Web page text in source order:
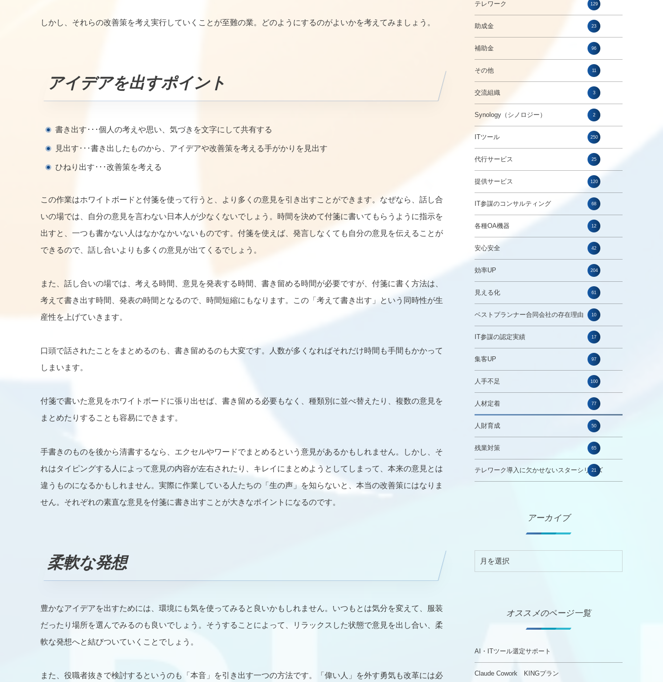
しかし、それらの改善策を考え実行していくことが至難の業。どのようにするのがよいかを考えてみましょう。
アイデアを出すポイント
書き出す･･･個人の考えや思い、気づきを文字にして共有する
見出す･･･書き出したものから、アイデアや改善策を考える手がかりを見出す
ひねり出す･･･改善策を考える
この作業はホワイトボードと付箋を使って行うと、より多くの意見を引き出すことができます。なぜなら、話し合
いの場では、自分の意見を言わない日本人が少なくないでしょう。時間を決めて付箋に書いてもらうように指示を
出すと、一つも書かない人はなかなかいないものです。付箋を使えば、発言しなくても自分の意見を伝えることが
できるので、話し合いよりも多くの意見が出てくるでしょう。
また、話し合いの場では、考える時間、意見を発表する時間、書き留める時間が必要ですが、付箋に書く方法は、
考えて書き出す時間、発表の時間となるので、時間短縮にもなります。この「考えて書き出す」という同時性が生
産性を上げていきます。
口頭で話されたことをまとめるのも、書き留めるのも大変です。人数が多くなればそれだけ時間も手間もかかって
しまいます。
付箋で書いた意見をホワイトボードに張り出せば、書き留める必要もなく、種類別に並べ替えたり、複数の意見を
まとめたりすることも容易にできます。
手書きのものを後から清書するなら、エクセルやワードでまとめるという意見があるかもしれません。しかし、そ
れはタイピングする人によって意見の内容が左右されたり、キレイにまとめようとしてしまって、本来の意見とは
違うものになるかもしれません。実際に作業している人たちの「生の声」を知らないと、本当の改善策にはなりま
せん。それぞれの素直な意見を付箋に書き出すことが大きなポイントになるのです。
柔軟な発想
豊かなアイデアを出すためには、環境にも気を使ってみると良いかもしれません。いつもとは気分を変えて、服装
だったり場所を選んでみるのも良いでしょう。そうすることによって、リラックスした状態で意見を出し合い、柔
軟な発想へと結びついていくことでしょう。
また、役職者抜きで検討するというのも「本音」を引き出す一つの方法です。「偉い人」を外す勇気も改革には必
テレワーク 129
助成金 23
補助金 96
その他 11
交流組織 3
Synology（シノロジー） 2
ITツール 250
代行サービス 25
提供サービス 120
IT参謀のコンサルティング 68
各種OA機器 12
安心安全 42
効率UP 204
見える化 61
ベストプランナー合同会社の存在理由 10
IT参謀の認定実績 17
集客UP 97
人手不足 100
人材定着 77
人財育成 50
残業対策 65
テレワーク導入に欠かせないスターシリーズ
21
アーカイブ
オススメのページ一覧
AI・ITツール選定サポート
Claude Cowork KINGプラン